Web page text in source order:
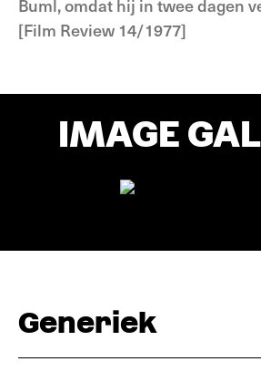
Buml, omdat hij in twee dagen
[Film Review 14/1977]
IMAGE
Generiek